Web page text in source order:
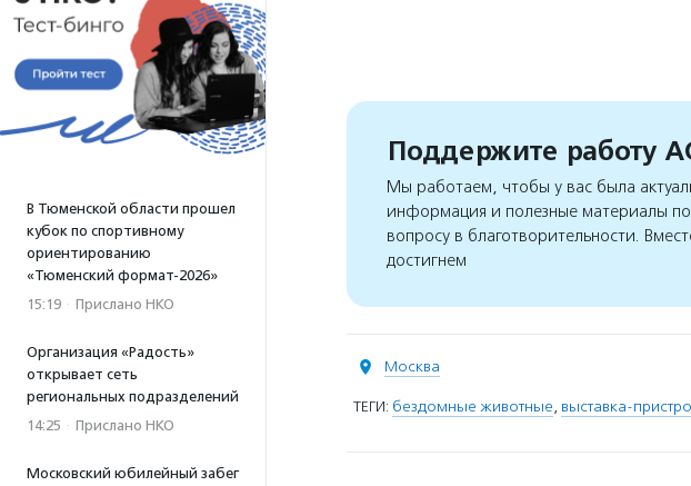
В Тюменской области прошел
кубок по спортивному
ориентированию
«Тюменский формат-2026»
15:19 · Прислано НКО
Организация «Радость»
открывает сеть
региональных подразделений
14:25 · Прислано НКО
Московский юбилейный забег
Поддержите работу
Мы работаем, чтобы у вас была
информация и полезные материалы
вопросу в благотворительности.
достигнем
Москва
ТЕГИ: бездомные животные, выставка-